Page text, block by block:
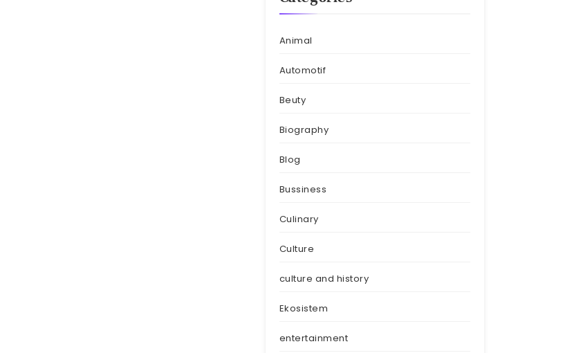
Animal
Automotif
Beuty
Biography
Blog
Bussiness
Culinary
Culture
culture and history
Ekosistem
entertainment